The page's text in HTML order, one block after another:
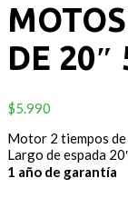
DE 20″
$5.990
Motor 2 tiempos de
Largo de espada
1 año de garantía